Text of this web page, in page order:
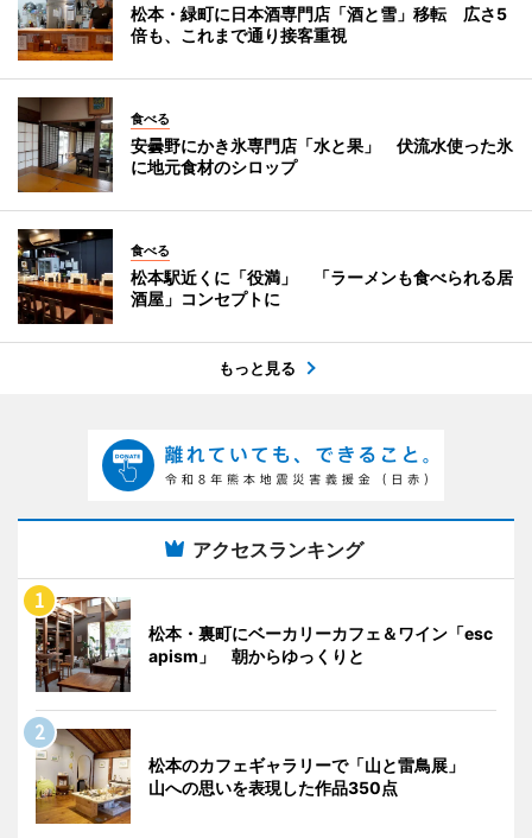
松本・緑町に日本酒専門店「酒と雪」移転 広さ5
倍も、これまで通り接客重視
食べる
安曇野にかき氷専門店「水と果」 伏流水使った氷
に地元食材のシロップ
食べる
松本駅近くに「役満」 「ラーメンも食べられる居
酒屋」コンセプトに
もっと見る
アクセスランキング
松本・裏町にベーカリーカフェ＆ワイン「esc
apism」 朝からゆっくりと
松本のカフェギャラリーで「山と雷鳥展」
山への思いを表現した作品350点